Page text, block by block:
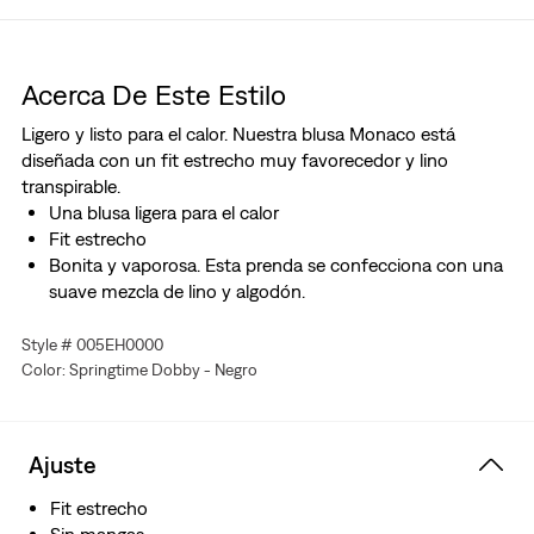
Acerca De Este Estilo
Ligero y listo para el calor. Nuestra blusa Monaco está
diseñada con un fit estrecho muy favorecedor y lino
transpirable.
Una blusa ligera para el calor
Fit estrecho
Bonita y vaporosa. Esta prenda se confecciona con una
suave mezcla de lino y algodón.
Style # 005EH0000
Color: Springtime Dobby - Negro
Ajuste
Fit estrecho